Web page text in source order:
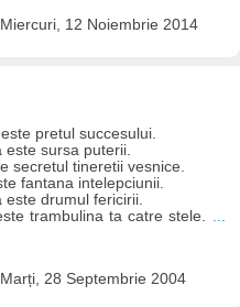
Miercuri, 12 Noiembrie 2014
pretul succesului.
este sursa puterii.
secretul tineretii vesnice.
fantana intelepciunii.
este drumul fericirii.
trambulina ta catre stele. ...
Marți, 28 Septembrie 2004